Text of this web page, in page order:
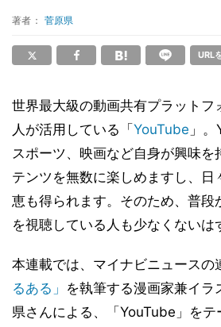
著者： 菅原県
URL
世界最大級の動画共有プラットフ
人が活用している「 YouTube 」
スポーツ、映画など自身が興味を
テンツを無数に楽しめますし、日
恵も得られます。そのため、普段
を視聴している人も少なくないは
本連載では、マイナビニュースの
るある」 を執筆する漫画家兼イラ
県さんによる、「YouTube」を